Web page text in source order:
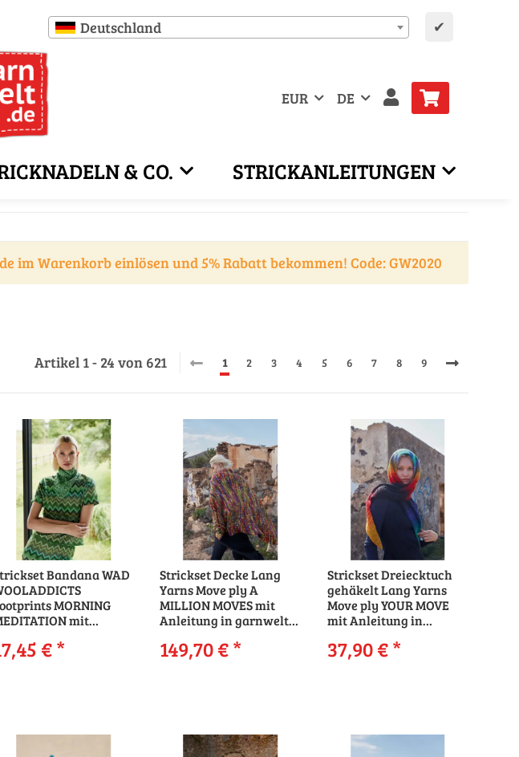
Deutschland ✔
EUR DE
& CO. STRICKANLEITUNGEN
im Warenkorb einlösen und 5% Rabatt bekommen! Code: GW2020
Artikel 1 - 24 von 621 1 2 3 4 5 6 7 8 9
Bandana WAD
MORNING
mit
€*
Strickset Decke Lang
Yarns Move ply A
MILLION MOVES mit
Anleitung in garnwelt-
149,70 €*
Strickset Dreiecktuch
gehäkelt Lang Yarns
Move ply YOUR MOVE
mit Anleitung in
37,90 €*